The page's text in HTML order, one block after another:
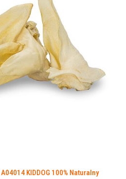
G (2 SZT.)
KIDDOG 100% Naturalny